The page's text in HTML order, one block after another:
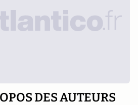
DES AUTEURS